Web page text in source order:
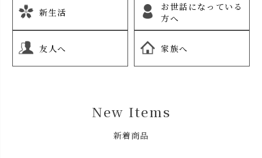
新生活
お世話になっている
方へ
友人へ 家族へ
New Items
新着商品